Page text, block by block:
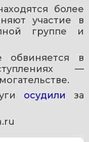
более
участие в
группе и
обвиняется в
—
осудили за